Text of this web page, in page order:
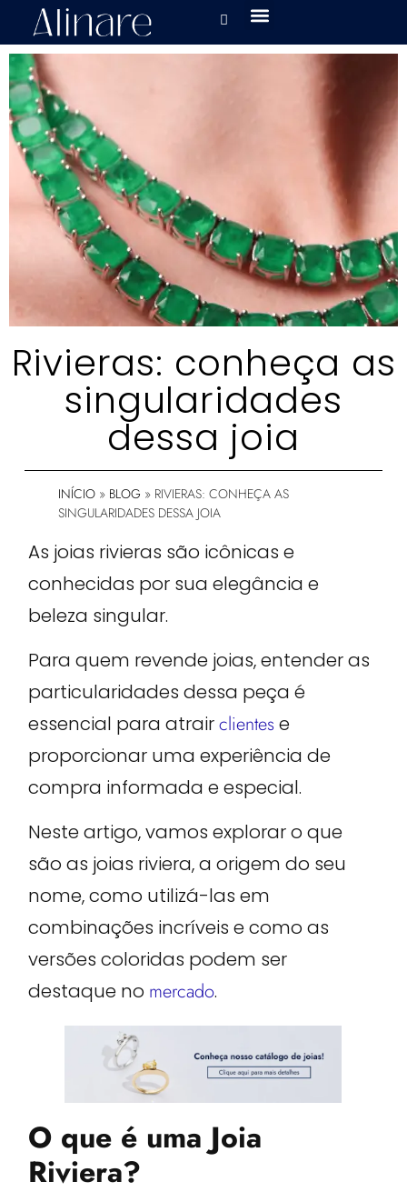
Rivieras: conheça as
singularidades
dessa joia
INÍCIO » BLOG » RIVIERAS: CONHEÇA AS
SINGULARIDADES DESSA JOIA
As joias rivieras são icônicas e
conhecidas por sua elegância e
beleza singular.
Para quem revende joias, entender as
particularidades dessa peça é
essencial para atrairclientes e
proporcionar uma experiência de
compra informada e especial.
Neste artigo, vamos explorar o que
são as joias riviera, a origem do seu
nome, como utilizá-las em
combinações incríveis e como as
versões coloridas podem ser
destaque no mercado.
O que é uma Joia
Riviera?